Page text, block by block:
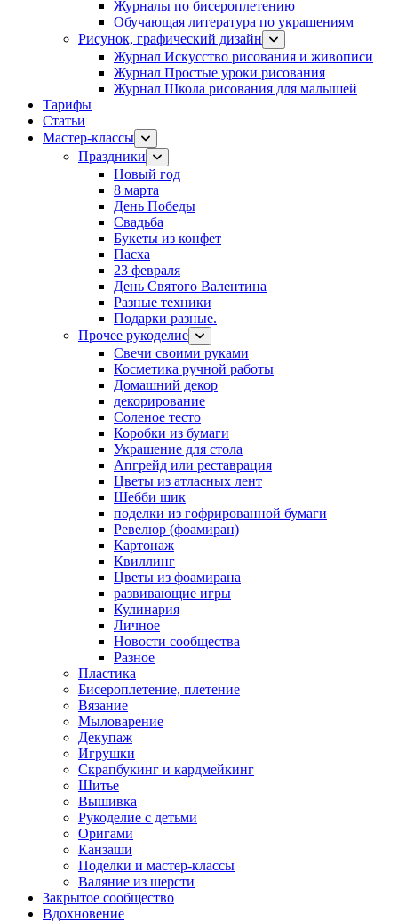
Журналы по бисероплетению
Обучающая литература по украшениям
Рисунок, графический дизайн
Журнал Искусство рисования и живописи
Журнал Простые уроки рисования
Журнал Школа рисования для малышей
Тарифы
Статьи
Мастер-классы
Праздники
Новый год
8 марта
День Победы
Свадьба
Букеты из конфет
Пасха
23 февраля
День Святого Валентина
Разные техники
Подарки разные.
Прочее рукоделие
Свечи своими руками
Косметика ручной работы
Домашний декор
декорирование
Соленое тесто
Коробки из бумаги
Украшение для стола
Апгрейд или реставрация
Цветы из атласных лент
Шебби шик
поделки из гофрированной бумаги
Ревелюр (фоамиран)
Картонаж
Квиллинг
Цветы из фоамирана
развивающие игры
Кулинария
Личное
Новости сообщества
Разное
Пластика
Бисероплетение, плетение
Вязание
Мыловарение
Декупаж
Игрушки
Скрапбукинг и кардмейкинг
Шитье
Вышивка
Рукоделие с детьми
Оригами
Канзаши
Поделки и мастер-классы
Валяние из шерсти
Закрытое сообщество
Вдохновение